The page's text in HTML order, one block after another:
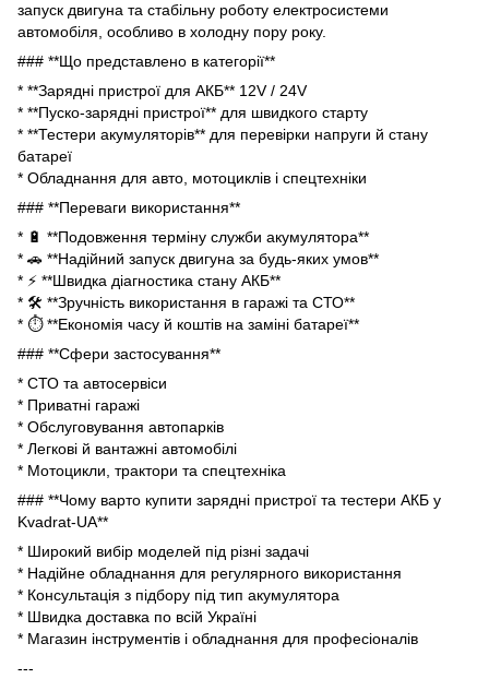
запуск двигуна та стабільну роботу електросистеми
автомобіля, особливо в холодну пору року.
### **Що представлено в категорії**
* **Зарядні пристрої для АКБ** 12V / 24V
* **Пуско-зарядні пристрої** для швидкого старту
* **Тестери акумуляторів** для перевірки напруги й стану
батареї
* Обладнання для авто, мотоциклів і спецтехніки
### **Переваги використання**
* 🔋 **Подовження терміну служби акумулятора**
* 🚗 **Надійний запуск двигуна за будь-яких умов**
* ⚡ **Швидка діагностика стану АКБ**
* 🛠 **Зручність використання в гаражі та СТО**
* ⏱ **Економія часу й коштів на заміні батареї**
### **Сфери застосування**
* СТО та автосервіси
* Приватні гаражі
* Обслуговування автопарків
* Легкові й вантажні автомобілі
* Мотоцикли, трактори та спецтехніка
### **Чому варто купити зарядні пристрої та тестери АКБ у
Kvadrat-UA**
* Широкий вибір моделей під різні задачі
* Надійне обладнання для регулярного використання
* Консультація з підбору під тип акумулятора
* Швидка доставка по всій Україні
* Магазин інструментів і обладнання для професіоналів
---